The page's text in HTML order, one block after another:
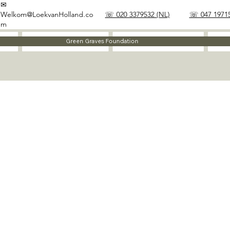
☏ 020 3379532 (NL) ☏ 047
✉
Welkom@LoekvanHolland.co
m
Method
Green Graves Foundation